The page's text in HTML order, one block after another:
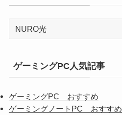
カ
リ
か
探
す
ゲーミングPC人気記事
ゲーミングPC おすすめ
ゲーミングノートPC おすすめ